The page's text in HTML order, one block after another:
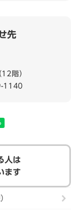
先
階）
1140
人は
ます